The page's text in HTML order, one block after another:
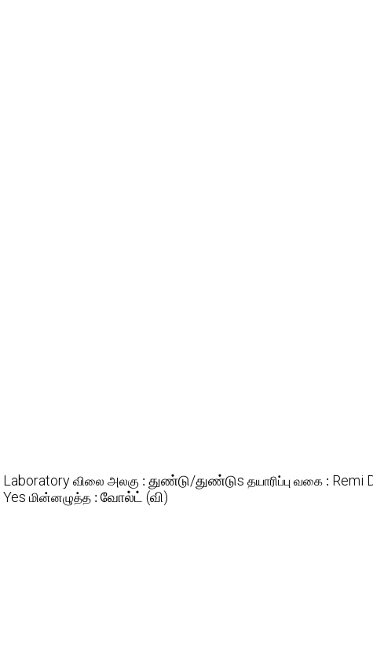
Laboratory விலை அலகு : துண்டு/துண்டுs தயாரிப்பு வகை : Remi
Yes மின்னழுத்த : வோல்ட் (வி)